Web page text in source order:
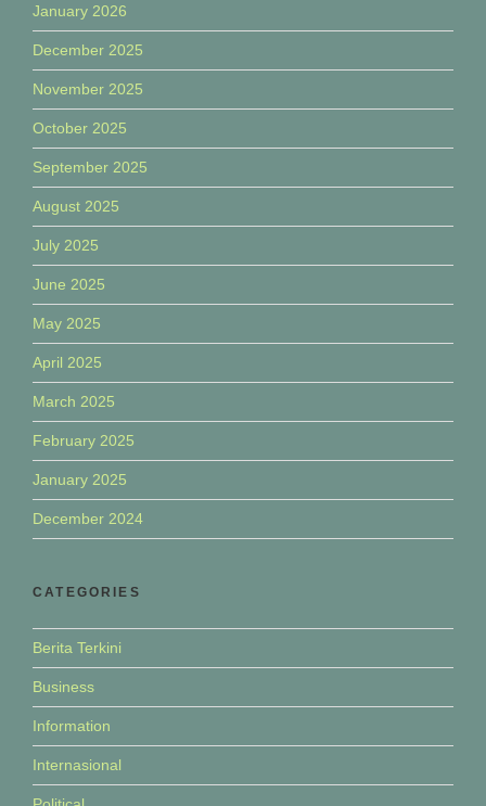
January 2026
December 2025
November 2025
October 2025
September 2025
August 2025
July 2025
June 2025
May 2025
April 2025
March 2025
February 2025
January 2025
December 2024
CATEGORIES
Berita Terkini
Business
Information
Internasional